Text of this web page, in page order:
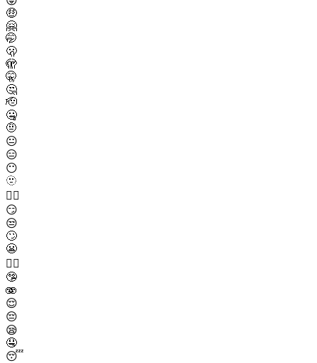
🤑
🤗
🤭
🫢
🫣
🤫
🤔
🫡
🤐
🤨
😐
😑
😶
🫥
😶‍🌫️
😏
😒
🙄
😬
😮‍💨
🤥
🫨
😌
😔
😪
🤤
😴